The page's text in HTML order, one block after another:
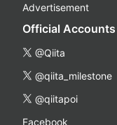
Advertisement
Official Accounts
@Qiita
@qiita_milestone
@qiitapoi
Facebook